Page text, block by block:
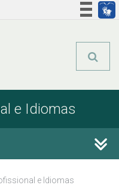
e Idiomas
e Idiomas